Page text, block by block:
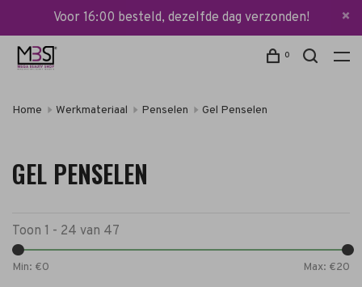
Voor 16:00 besteld, dezelfde dag verzonden!
0
Home Werkmateriaal Penselen Gel Penselen
GEL PENSELEN
Toon 1 - 24 van 47
Min: €0 Max: €20